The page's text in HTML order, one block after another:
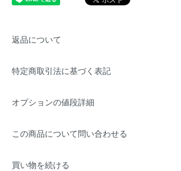
返品について
特定商取引法に基づく表記
オプションの値段詳細
この商品について問い合わせる
買い物を続ける